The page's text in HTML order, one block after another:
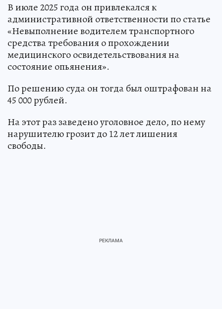
В июле 2025 года он привлекался к
административной ответственности по статье
«Невыполнение водителем транспортного
средства требования о прохождении
медицинского освидетельствования на
состояние опьянения».
По решению суда он тогда был оштрафован на
45 000 рублей.
На этот раз заведено уголовное дело, по нему
нарушителю грозит до 12 лет лишения
свободы.